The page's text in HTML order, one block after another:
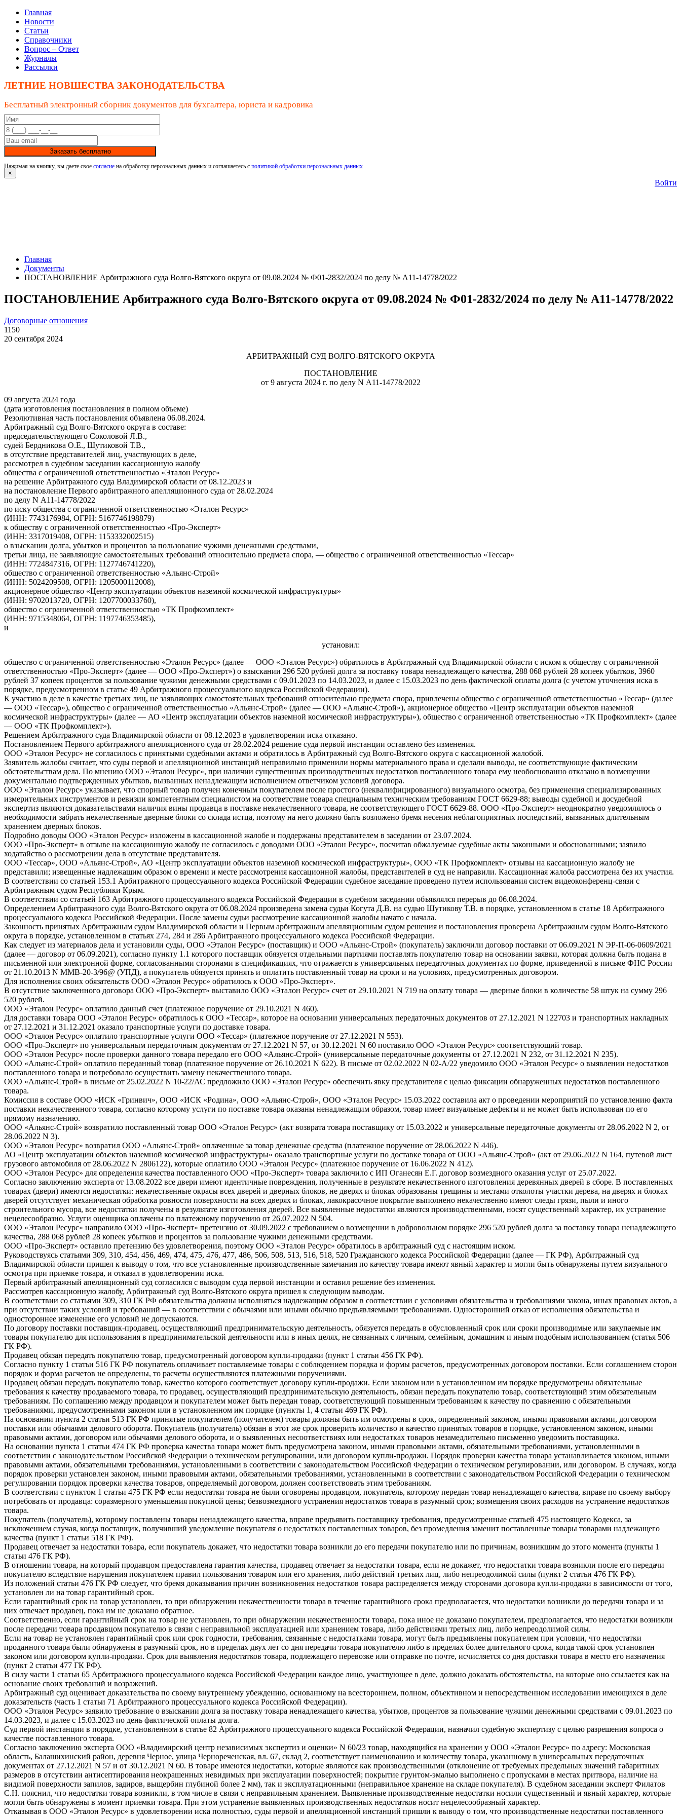
Главная
Новости
Статьи
Справочники
Вопрос – Ответ
Журналы
Рассылки
ЛЕТНИЕ НОВШЕСТВА ЗАКОНОДАТЕЛЬСТВА
Бесплатный электронный сборник документов для бухгалтера, юриста и кадровика
Заказать бесплатно
Нажимая на кнопку, вы даете свое согласие на обработку персональных данных и соглашаетесь с политикой обработки персональных данных
×
Войти
Главная
Документы
ПОСТАНОВЛЕНИЕ Арбитражного суда Волго-Вятского округа от 09.08.2024 № Ф01-2832/2024 по делу № А11-14778/2022
ПОСТАНОВЛЕНИЕ Арбитражного суда Волго-Вятского округа от 09.08.2024 № Ф01-2832/2024 по делу № А11-14778/2022
Договорные отношения
1150
20 сентября 2024
АРБИТРАЖНЫЙ СУД ВОЛГО-ВЯТСКОГО ОКРУГА
ПОСТАНОВЛЕНИЕ
от 9 августа 2024 г. по делу N А11-14778/2022
09 августа 2024 года
(дата изготовления постановления в полном объеме)
Резолютивная часть постановления объявлена 06.08.2024.
Арбитражный суд Волго-Вятского округа в составе:
председательствующего Соколовой Л.В.,
судей Бердникова О.Е., Шутиковой Т.В.,
в отсутствие представителей лиц, участвующих в деле,
рассмотрел в судебном заседании кассационную жалобу
общества с ограниченной ответственностью «Эталон Ресурс»
на решение Арбитражного суда Владимирской области от 08.12.2023 и
на постановление Первого арбитражного апелляционного суда от 28.02.2024
по делу N А11-14778/2022
по иску общества с ограниченной ответственностью «Эталон Ресурс»
(ИНН: 7743176984, ОГРН: 5167746198879)
к обществу с ограниченной ответственностью «Про-Эксперт»
(ИНН: 3317019408, ОГРН: 1153332002515)
о взыскании долга, убытков и процентов за пользование чужими денежными средствами,
третьи лица, не заявляющие самостоятельных требований относительно предмета спора, — общество с ограниченной ответственностью «Тессар»
(ИНН: 7724847316, ОГРН: 1127746741220),
общество с ограниченной ответственностью «Альянс-Строй»
(ИНН: 5024209508, ОГРН: 1205000112008),
акционерное общество «Центр эксплуатации объектов наземной космической инфраструктуры»
(ИНН: 9702013720, ОГРН: 1207700033760),
общество с ограниченной ответственностью «ТК Профкомплект»
(ИНН: 9715348064, ОГРН: 1197746353485),
и
установил:
общество с ограниченной ответственностью «Эталон Ресурс» (далее — ООО «Эталон Ресурс») обратилось в Арбитражный суд Владимирской области с иском к обществу с ограниченной
ответственностью «Про-Эксперт» (далее — ООО «Про-Эксперт») о взыскании 296 520 рублей долга за поставку товара ненадлежащего качества, 288 068 рублей 28 копеек убытков, 3960
рублей 37 копеек процентов за пользование чужими денежными средствами с 09.01.2023 по 14.03.2023, и далее с 15.03.2023 по день фактической оплаты долга (с учетом уточнения иска в
порядке, предусмотренном в статье 49 Арбитражного процессуального кодекса Российской Федерации).
К участию в деле в качестве третьих лиц, не заявляющих самостоятельных требований относительно предмета спора, привлечены общество с ограниченной ответственностью «Тессар» (далее
— ООО «Тессар»), общество с ограниченной ответственностью «Альянс-Строй» (далее — ООО «Альянс-Строй»), акционерное общество «Центр эксплуатации объектов наземной
космической инфраструктуры» (далее — АО «Центр эксплуатации объектов наземной космической инфраструктуры»), общество с ограниченной ответственностью «ТК Профкомплект» (далее
— ООО «ТК Профкомплект»).
Решением Арбитражного суда Владимирской области от 08.12.2023 в удовлетворении иска отказано.
Постановлением Первого арбитражного апелляционного суда от 28.02.2024 решение суда первой инстанции оставлено без изменения.
ООО «Эталон Ресурс» не согласилось с принятыми судебными актами и обратилось в Арбитражный суд Волго-Вятского округа с кассационной жалобой.
Заявитель жалобы считает, что суды первой и апелляционной инстанций неправильно применили нормы материального права и сделали выводы, не соответствующие фактическим
обстоятельствам дела. По мнению ООО «Эталон Ресурс», при наличии существенных производственных недостатков поставленного товара ему необоснованно отказано в возмещении
документально подтвержденных убытков, вызванных ненадлежащим исполнением ответчиком условий договора.
ООО «Эталон Ресурс» указывает, что спорный товар получен конечным покупателем после простого (неквалифицированного) визуального осмотра, без применения специализированных
измерительных инструментов и ревизии компетентным специалистом на соответствие товара специальным техническим требованиям ГОСТ 6629-88; выводы судебной и досудебной
экспертиз являются доказательствами наличия вины продавца в поставке некачественного товара, не соответствующего ГОСТ 6629-88. ООО «Про-Эксперт» неоднократно уведомлялось о
необходимости забрать некачественные дверные блоки со склада истца, поэтому на него должно быть возложено бремя несения неблагоприятных последствий, вызванных длительным
хранением дверных блоков.
Подробно доводы ООО «Эталон Ресурс» изложены в кассационной жалобе и поддержаны представителем в заседании от 23.07.2024.
ООО «Про-Эксперт» в отзыве на кассационную жалобу не согласилось с доводами ООО «Эталон Ресурс», посчитав обжалуемые судебные акты законными и обоснованными; заявило
ходатайство о рассмотрении дела в отсутствие представителя.
ООО «Тессар», ООО «Альянс-Строй», АО «Центр эксплуатации объектов наземной космической инфраструктуры», ООО «ТК Профкомплект» отзывы на кассационную жалобу не
представили; извещенные надлежащим образом о времени и месте рассмотрения кассационной жалобы, представителей в суд не направили. Кассационная жалоба рассмотрена без их участия.
В соответствии со статьей 153.1 Арбитражного процессуального кодекса Российской Федерации судебное заседание проведено путем использования систем видеоконференц-связи с
Арбитражным судом Республики Крым.
В соответствии со статьей 163 Арбитражного процессуального кодекса Российской Федерации в судебном заседании объявлялся перерыв до 06.08.2024.
Определением Арбитражного суда Волго-Вятского округа от 06.08.2024 произведена замена судьи Когута Д.В. на судью Шутикову Т.В. в порядке, установленном в статье 18 Арбитражного
процессуального кодекса Российской Федерации. После замены судьи рассмотрение кассационной жалобы начато с начала.
Законность принятых Арбитражным судом Владимирской области и Первым арбитражным апелляционным судом решения и постановления проверена Арбитражным судом Волго-Вятского
округа в порядке, установленном в статьях 274, 284 и 286 Арбитражного процессуального кодекса Российской Федерации.
Как следует из материалов дела и установили суды, ООО «Эталон Ресурс» (поставщик) и ООО «Альянс-Строй» (покупатель) заключили договор поставки от 06.09.2021 N ЭР-П-06-0609/2021
(далее — договор от 06.09.2021), согласно пункту 1.1 которого поставщик обязуется отдельными партиями поставлять покупателю товар на основании заявки, которая должна быть подана в
письменной или электронной форме, согласованными сторонами в спецификациях, что отражается в универсальных передаточных документах по форме, приведенной в письме ФНС России
от 21.10.2013 N ММВ-20-3/96@ (УПД), а покупатель обязуется принять и оплатить поставленный товар на сроки и на условиях, предусмотренных договором.
Для исполнения своих обязательств ООО «Эталон Ресурс» обратилось к ООО «Про-Эксперт».
В отсутствие заключенного договора ООО «Про-Эксперт» выставило ООО «Эталон Ресурс» счет от 29.10.2021 N 719 на оплату товара — дверные блоки в количестве 58 штук на сумму 296
520 рублей.
ООО «Эталон Ресурс» оплатило данный счет (платежное поручение от 29.10.2021 N 460).
Для доставки товара ООО «Эталон Ресурс» обратилось к ООО «Тессар», которое на основании универсальных передаточных документов от 27.12.2021 N 122703 и транспортных накладных
от 27.12.2021 и 31.12.2021 оказало транспортные услуги по доставке товара.
ООО «Эталон Ресурс» оплатило транспортные услуги ООО «Тессар» (платежное поручение от 27.12.2021 N 553).
ООО «Про-Эксперт» по универсальным передаточным документам от 27.12.2021 N 57, от 30.12.2021 N 60 поставило ООО «Эталон Ресурс» соответствующий товар.
ООО «Эталон Ресурс» после проверки данного товара передало его ООО «Альянс-Строй» (универсальные передаточные документы от 27.12.2021 N 232, от 31.12.2021 N 235).
ООО «Альянс-Строй» оплатило переданный товар (платежное поручение от 26.10.2021 N 622). В письме от 02.02.2022 N 02-А/22 уведомило ООО «Эталон Ресурс» о выявлении недостатков
поставленного товара и потребовало осуществить замену некачественного товара.
ООО «Альянс-Строй» в письме от 25.02.2022 N 10-22/АС предложило ООО «Эталон Ресурс» обеспечить явку представителя с целью фиксации обнаруженных недостатков поставленного
товара.
Комиссия в составе ООО «ИСК «Гринвич», ООО «ИСК «Родина», ООО «Альянс-Строй», ООО «Эталон Ресурс» 15.03.2022 составила акт о проведении мероприятий по установлению факта
поставки некачественного товара, согласно которому услуги по поставке товара оказаны ненадлежащим образом, товар имеет визуальные дефекты и не может быть использован по его
прямому назначению.
ООО «Альянс-Строй» возвратило поставленный товар ООО «Эталон Ресурс» (акт возврата товара поставщику от 15.03.2022 и универсальные передаточные документы от 28.06.2022 N 2, от
28.06.2022 N 3).
ООО «Эталон Ресурс» возвратил ООО «Альянс-Строй» оплаченные за товар денежные средства (платежное поручение от 28.06.2022 N 446).
АО «Центр эксплуатации объектов наземной космической инфраструктуры» оказало транспортные услуги по доставке товара от ООО «Альянс-Строй» (акт от 29.06.2022 N 164, путевой лист
грузового автомобиля от 28.06.2022 N 2806122), которые оплатило ООО «Эталон Ресурс» (платежное поручение от 16.06.2022 N 412).
ООО «Эталон Ресурс» для определения качества поставленного ООО «Про-Эксперт» товара заключило с ИП Оганесян Е.Г. договор возмездного оказания услуг от 25.07.2022.
Согласно заключению эксперта от 13.08.2022 все двери имеют идентичные повреждения, полученные в результате некачественного изготовления деревянных дверей в сборе. В поставленных
товарах (двери) имеются недостатки: некачественные окрасы всех дверей и дверных блоков, не дверях и блоках образованы трещины и местами отколоты участки дерева, на дверях и блоках
дверей отсутствует механическая обработка ровности поверхности на всех дверях и блоках, лакокрасочное покрытие выполнено некачественно имеют следы грязи, пыли и иного
строительного мусора, все недостатки получены в результате изготовления дверей. Все выявленные недостатки являются производственными, носят существенный характер, их устранение
нецелесообразно. Услуги оценщика оплачены по платежному поручению от 26.07.2022 N 504.
ООО «Эталон Ресурс» направило ООО «Про-Эксперт» претензию от 30.09.2022 с требованием о возмещении в добровольном порядке 296 520 рублей долга за поставку товара ненадлежащего
качества, 288 068 рублей 28 копеек убытков и процентов за пользование чужими денежными средствами.
ООО «Про-Эксперт» оставило претензию без удовлетворения, поэтому ООО «Эталон Ресурс» обратилось в арбитражный суд с настоящим иском.
Руководствуясь статьями 309, 310, 454, 456, 469, 474, 475, 476, 477, 486, 506, 508, 513, 516, 518, 520 Гражданского кодекса Российской Федерации (далее — ГК РФ), Арбитражный суд
Владимирской области пришел к выводу о том, что все установленные производственные замечания по качеству товара имеют явный характер и могли быть обнаружены путем визуального
осмотра при приемке товара, и отказал в удовлетворении иска.
Первый арбитражный апелляционный суд согласился с выводом суда первой инстанции и оставил решение без изменения.
Рассмотрев кассационную жалобу, Арбитражный суд Волго-Вятского округа пришел к следующим выводам.
В соответствии со статьями 309, 310 ГК РФ обязательства должны исполняться надлежащим образом в соответствии с условиями обязательства и требованиями закона, иных правовых актов, а
при отсутствии таких условий и требований — в соответствии с обычаями или иными обычно предъявляемыми требованиями. Односторонний отказ от исполнения обязательства и
одностороннее изменение его условий не допускаются.
По договору поставки поставщик-продавец, осуществляющий предпринимательскую деятельность, обязуется передать в обусловленный срок или сроки производимые или закупаемые им
товары покупателю для использования в предпринимательской деятельности или в иных целях, не связанных с личным, семейным, домашним и иным подобным использованием (статья 506
ГК РФ).
Продавец обязан передать покупателю товар, предусмотренный договором купли-продажи (пункт 1 статьи 456 ГК РФ).
Согласно пункту 1 статьи 516 ГК РФ покупатель оплачивает поставляемые товары с соблюдением порядка и формы расчетов, предусмотренных договором поставки. Если соглашением сторон
порядок и форма расчетов не определены, то расчеты осуществляются платежными поручениями.
Продавец обязан передать покупателю товар, качество которого соответствует договору купли-продажи. Если законом или в установленном им порядке предусмотрены обязательные
требования к качеству продаваемого товара, то продавец, осуществляющий предпринимательскую деятельность, обязан передать покупателю товар, соответствующий этим обязательным
требованиям. По соглашению между продавцом и покупателем может быть передан товар, соответствующий повышенным требованиям к качеству по сравнению с обязательными
требованиями, предусмотренными законом или в установленном им порядке (пункты 1, 4 статьи 469 ГК РФ).
На основании пункта 2 статьи 513 ГК РФ принятые покупателем (получателем) товары должны быть им осмотрены в срок, определенный законом, иными правовыми актами, договором
поставки или обычаями делового оборота. Покупатель (получатель) обязан в этот же срок проверить количество и качество принятых товаров в порядке, установленном законом, иными
правовыми актами, договором или обычаями делового оборота, и о выявленных несоответствиях или недостатках товаров незамедлительно письменно уведомить поставщика.
На основании пункта 1 статьи 474 ГК РФ проверка качества товара может быть предусмотрена законом, иными правовыми актами, обязательными требованиями, установленными в
соответствии с законодательством Российской Федерации о техническом регулировании, или договором купли-продажи. Порядок проверки качества товара устанавливается законом, иными
правовыми актами, обязательными требованиями, установленными в соответствии с законодательством Российской Федерации о техническом регулировании, или договором. В случаях, когда
порядок проверки установлен законом, иными правовыми актами, обязательными требованиями, установленными в соответствии с законодательством Российской Федерации о техническом
регулировании порядок проверки качества товаров, определяемый договором, должен соответствовать этим требованиям.
В соответствии с пунктом 1 статьи 475 ГК РФ если недостатки товара не были оговорены продавцом, покупатель, которому передан товар ненадлежащего качества, вправе по своему выбору
потребовать от продавца: соразмерного уменьшения покупной цены; безвозмездного устранения недостатков товара в разумный срок; возмещения своих расходов на устранение недостатков
товара.
Покупатель (получатель), которому поставлены товары ненадлежащего качества, вправе предъявить поставщику требования, предусмотренные статьей 475 настоящего Кодекса, за
исключением случая, когда поставщик, получивший уведомление покупателя о недостатках поставленных товаров, без промедления заменит поставленные товары товарами надлежащего
качества (пункт 1 статьи 518 ГК РФ).
Продавец отвечает за недостатки товара, если покупатель докажет, что недостатки товара возникли до его передачи покупателю или по причинам, возникшим до этого момента (пункты 1
статьи 476 ГК РФ).
В отношении товара, на который продавцом предоставлена гарантия качества, продавец отвечает за недостатки товара, если не докажет, что недостатки товара возникли после его передачи
покупателю вследствие нарушения покупателем правил пользования товаром или его хранения, либо действий третьих лиц, либо непреодолимой силы (пункт 2 статьи 476 ГК РФ).
Из положений статьи 476 ГК РФ следует, что бремя доказывания причин возникновения недостатков товара распределяется между сторонами договора купли-продажи в зависимости от того,
установлен ли на товар гарантийный срок.
Если гарантийный срок на товар установлен, то при обнаружении некачественности товара в течение гарантийного срока предполагается, что недостатки возникли до передачи товара и за
них отвечает продавец, пока им не доказано обратное.
Соответственно, если гарантийный срок на товар не установлен, то при обнаружении некачественности товара, пока иное не доказано покупателем, предполагается, что недостатки возникли
после передачи товара продавцом покупателю в связи с неправильной эксплуатацией или хранением товара, либо действиями третьих лиц, либо непреодолимой силы.
Если на товар не установлен гарантийный срок или срок годности, требования, связанные с недостатками товара, могут быть предъявлены покупателем при условии, что недостатки
проданного товара были обнаружены в разумный срок, но в пределах двух лет со дня передачи товара покупателю либо в пределах более длительного срока, когда такой срок установлен
законом или договором купли-продажи. Срок для выявления недостатков товара, подлежащего перевозке или отправке по почте, исчисляется со дня доставки товара в место его назначения
(пункт 2 статьи 477 ГК РФ).
В силу части 1 статьи 65 Арбитражного процессуального кодекса Российской Федерации каждое лицо, участвующее в деле, должно доказать обстоятельства, на которые оно ссылается как на
основание своих требований и возражений.
Арбитражный суд оценивает доказательства по своему внутреннему убеждению, основанному на всестороннем, полном, объективном и непосредственном исследовании имеющихся в деле
доказательств (часть 1 статьи 71 Арбитражного процессуального кодекса Российской Федерации).
ООО «Эталон Ресурс» заявило требование о взыскании долга за поставку товара ненадлежащего качества, убытков, процентов за пользование чужими денежными средствами с 09.01.2023 по
14.03.2023, и далее с 15.03.2023 по день фактической оплаты долга.
Суд первой инстанции в порядке, установленном в статье 82 Арбитражного процессуального кодекса Российской Федерации, назначил судебную экспертизу с целью разрешения вопроса о
качестве поставленного товара.
Согласно заключению эксперта ООО «Владимирский центр независимых экспертиз и оценки» N 60/23 товар, находящийся на хранении у ООО «Эталон Ресурс» по адресу: Московская
область, Балашихинский район, деревня Черное, улица Чернореченская, вл. 67, склад 2, соответствует наименованию и количеству товара, указанному в универсальных передаточных
документах от 27.12.2021 N 57 и от 30.12.2021 N 60. В товаре имеются недостатки, которые являются как производственными (отклонение от требуемых предельных значений габаритных
размеров в отсутствии антисептирования неокрашенных невидимых при эксплуатации поверхностей; покрытие грунтом-эмалью выполнено с пропусками в местах притвора, наличие на
видимой поверхности запилов, задиров, выщербин глубиной более 2 мм), так и эксплуатационными (неправильное хранение на складе покупателя). В судебном заседании эксперт Филатов
С.Н. пояснил, что недостатки товара возникли, в том числе в связи с неправильным хранением. Выявленные производственные недостатки носили существенный и явный характер, которые
могли быть обнаружены в момент приемки товара. При этом устранение выявленных производственных недостатков носит нецелесообразный характер.
Отказывая в ООО «Эталон Ресурс» в удовлетворении иска полностью, суды первой и апелляционной инстанций пришли к выводу о том, что производственные недостатки поставленного